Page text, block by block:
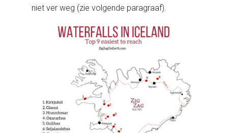
niet ver weg (zie volgende paragraaf).